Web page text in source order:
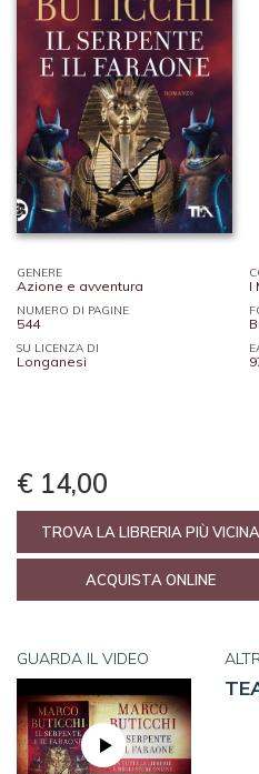
GENERE
Azione e avventura I
NUMERO DI PAGINE
544
SU LICENZA DI
Longanesi
€ 14,00
TROVA LA LIBRERIA PIÙ VICINA
ACQUISTA ONLINE
GUARDA IL VIDEO